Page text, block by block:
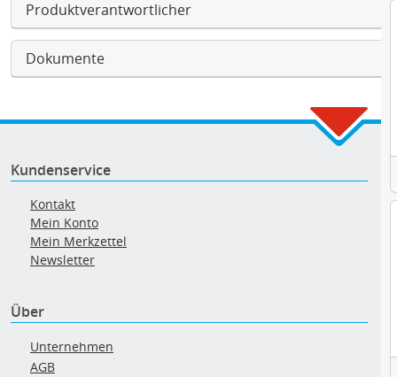
Produktverantwortlicher
Dokumente
Kundenservice
Kontakt
Mein Konto
Mein Merkzettel
Newsletter
Über
Unternehmen
AGB